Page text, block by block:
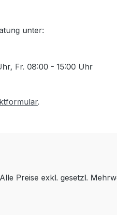
unter:
Fr. 08:00 - 15:00 Uhr
.
Alle Preise exkl. gesetzl.